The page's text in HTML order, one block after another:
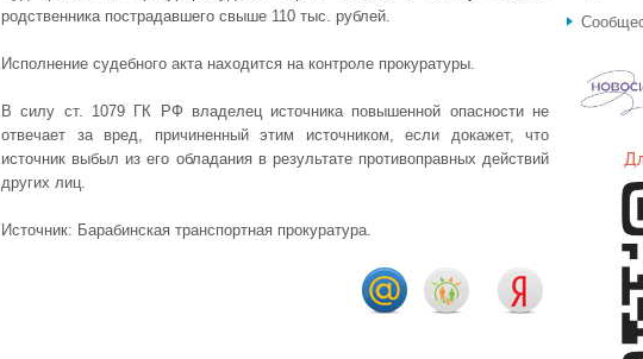
родственника пострадавшего свыше 110 тыс. рублей.
Исполнение судебного акта находится на контроле прокуратуры.
В силу ст. 1079 ГК РФ владелец источника повышенной опасности не
отвечает за вред, причиненный этим источником, если докажет, что
источник выбыл из его обладания в результате противоправных действий
других лиц.
Источник: Барабинская транспортная прокуратура.